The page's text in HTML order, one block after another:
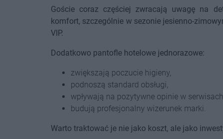
Goście coraz częściej zwracają uwagę na
komfort, szczególnie w sezonie jesienno-
VIP.
Dodatkowo pantofle hotelowe jednorazowe:
zwiększają poczucie higieny,
podnoszą standard obsługi,
wpływają na pozytywne opinie w
budują profesjonalny wizerunek marki.
Warto traktować je nie jako koszt, ale jako